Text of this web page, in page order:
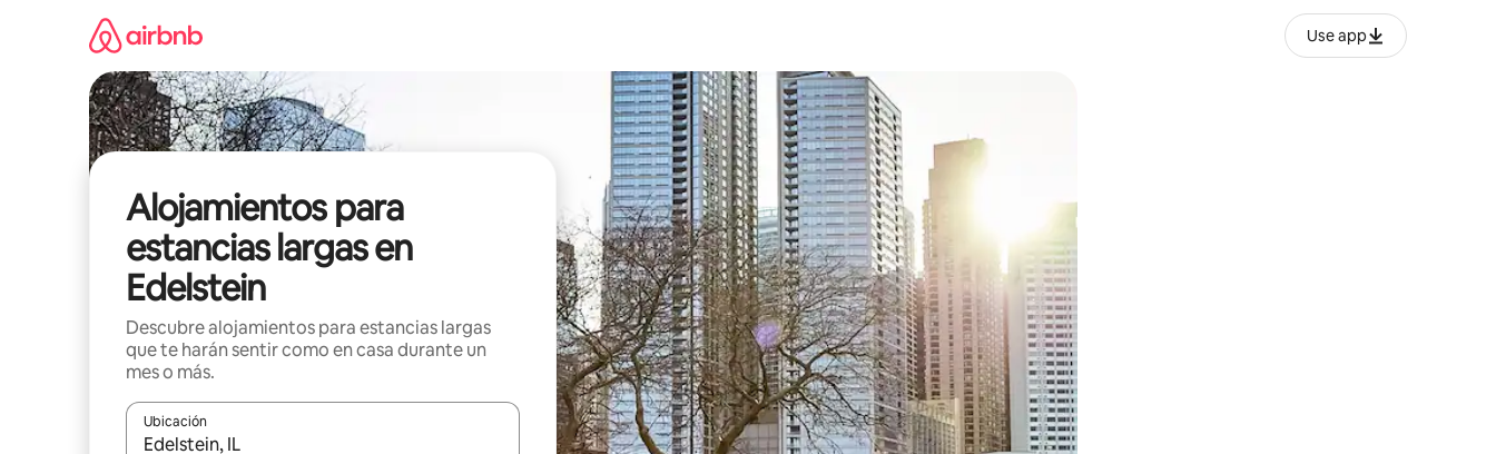
Use app
Alojamientos para
estancias largas en
Edelstein
Descubre alojamientos para estancias largas
que te harán sentir como en casa durante un
mes o más.
Ubicación
Cuando los resultados estén disponibles, podrás navegar usando las teclas de las flechas hacia arriba y hacia abajo, o bien tocando y deslizando la pantalla.